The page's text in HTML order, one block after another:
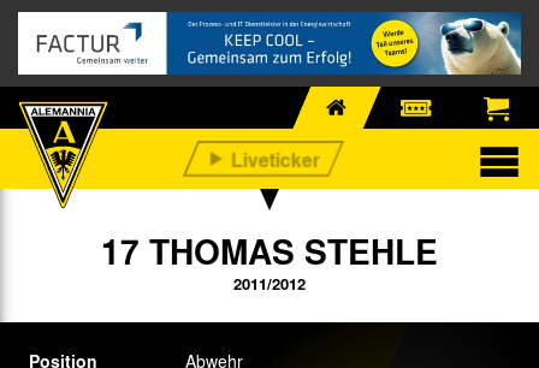
17 THOMAS STEHLE
2011/2012
Position Abwehr